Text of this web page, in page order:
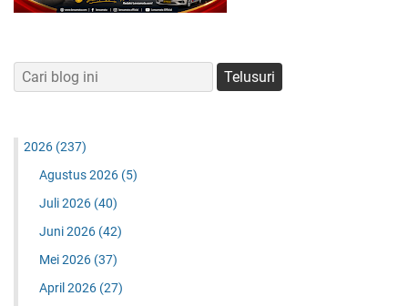
2026 (237)
Agustus 2026 (5)
Juli 2026 (40)
Juni 2026 (42)
Mei 2026 (37)
April 2026 (27)